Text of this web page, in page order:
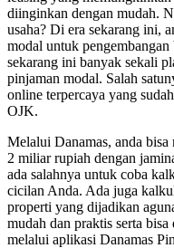
diinginkan dengan mudah.
usaha? Di era sekarang ini,
modal untuk
sekarang ini banyak sekali
pinjaman modal. Salah
online terpercaya yang
OJK.
Melalui Danamas, anda bisa
2 miliar rupiah dengan
ada salahnya untuk coba
cicilan Anda. Ada juga
properti yang dijadikan
mudah dan praktis serta
melalui aplikasi Danamas